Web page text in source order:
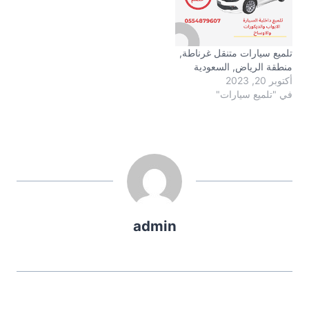
تلميع سيارات متنقل غرناطة,
منطقة الرياض, السعودية
أكتوبر 20, 2023
في "تلميع سيارات"
admin